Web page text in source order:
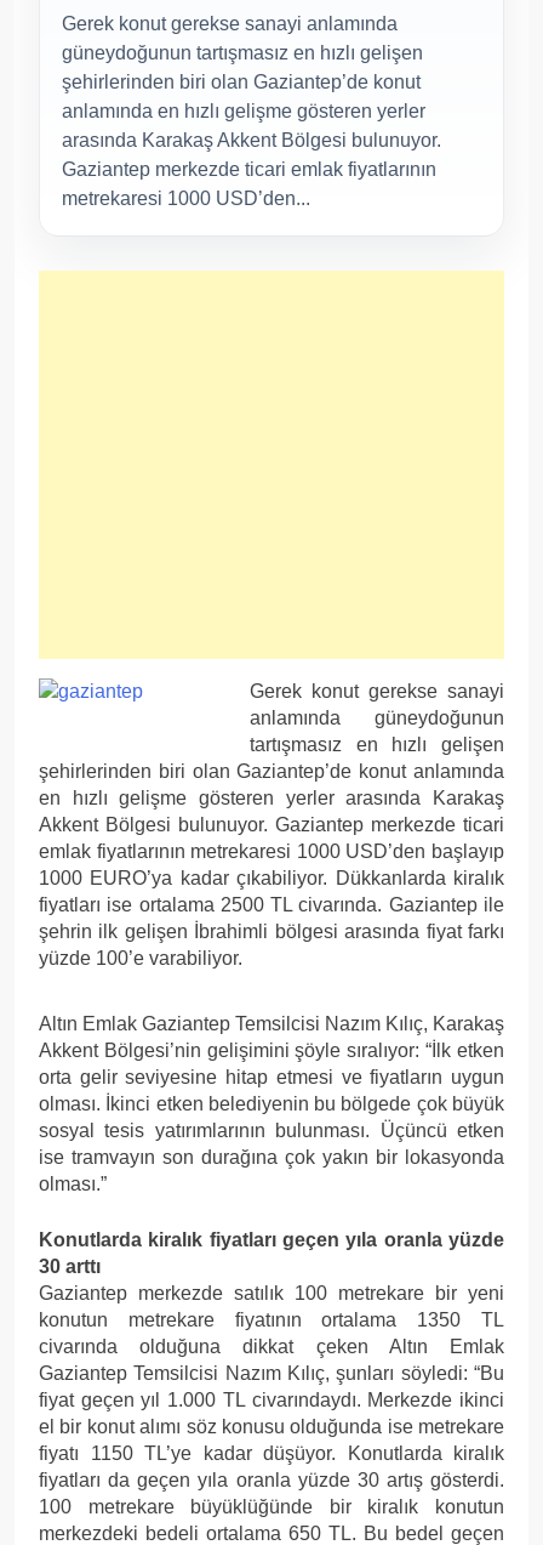
Gerek konut gerekse sanayi anlamında
güneydoğunun tartışmasız en hızlı gelişen
şehirlerinden biri olan Gaziantep’de konut
anlamında en hızlı gelişme gösteren yerler
arasında Karakaş Akkent Bölgesi bulunuyor.
Gaziantep merkezde ticari emlak fiyatlarının
metrekaresi 1000 USD’den...
Gerek konut gerekse sanayi
anlamında güneydoğunun
tartışmasız en hızlı gelişen
şehirlerinden biri olan Gaziantep’de konut anlamında
en hızlı gelişme gösteren yerler arasında Karakaş
Akkent Bölgesi bulunuyor. Gaziantep merkezde ticari
emlak fiyatlarının metrekaresi 1000 USD’den başlayıp
1000 EURO’ya kadar çıkabiliyor. Dükkanlarda kiralık
fiyatları ise ortalama 2500 TL civarında. Gaziantep ile
şehrin ilk gelişen İbrahimli bölgesi arasında fiyat farkı
yüzde 100’e varabiliyor.
Altın Emlak Gaziantep Temsilcisi Nazım Kılıç, Karakaş
Akkent Bölgesi’nin gelişimini şöyle sıralıyor: “İlk etken
orta gelir seviyesine hitap etmesi ve fiyatların uygun
olması. İkinci etken belediyenin bu bölgede çok büyük
sosyal tesis yatırımlarının bulunması. Üçüncü etken
ise tramvayın son durağına çok yakın bir lokasyonda
olması.”
Konutlarda kiralık fiyatları geçen yıla oranla yüzde
30 arttı
Gaziantep merkezde satılık 100 metrekare bir yeni
konutun metrekare fiyatının ortalama 1350 TL
civarında olduğuna dikkat çeken Altın Emlak
Gaziantep Temsilcisi Nazım Kılıç, şunları söyledi: “Bu
fiyat geçen yıl 1.000 TL civarındaydı. Merkezde ikinci
el bir konut alımı söz konusu olduğunda ise metrekare
fiyatı 1150 TL’ye kadar düşüyor. Konutlarda kiralık
fiyatları da geçen yıla oranla yüzde 30 artış gösterdi.
100 metrekare büyüklüğünde bir kiralık konutun
merkezdeki bedeli ortalama 650 TL. Bu bedel geçen